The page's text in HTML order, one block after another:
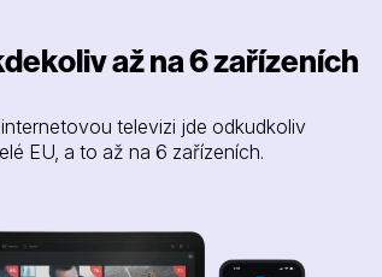
až na 6 zařízeních
televizi jde odkudkoliv
EU, a to až na 6 zařízeních.